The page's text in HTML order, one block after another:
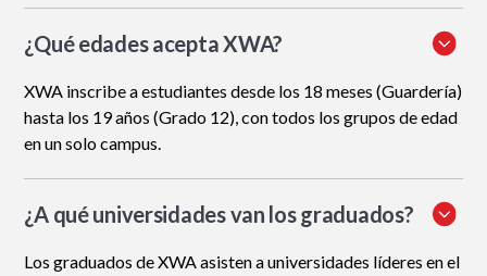
¿Qué edades acepta XWA?
XWA inscribe a estudiantes desde los 18 meses (Guardería)
hasta los 19 años (Grado 12), con todos los grupos de edad
en un solo campus.
¿A qué universidades van los graduados?
Los graduados de XWA asisten a universidades líderes en el